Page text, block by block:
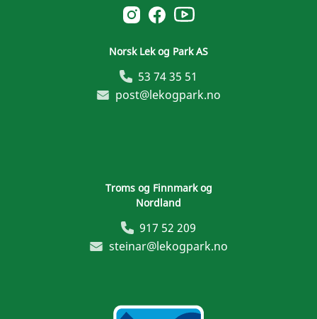
Norsk Leg & Park instagram
Norsk Leg & Park facebook
Norsk Leg & Park youtube
Norsk Lek og Park AS
53 74 35 51
post@lekogpark.no
Troms og Finnmark og
Nordland
917 52 209
steinar@lekogpark.no